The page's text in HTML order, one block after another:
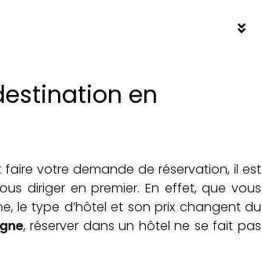
en
faire votre demande de réservation, il est
diriger en premier. En effet, que vous
le type d’hôtel et son prix changent du
, réserver dans un hôtel ne se fait pas